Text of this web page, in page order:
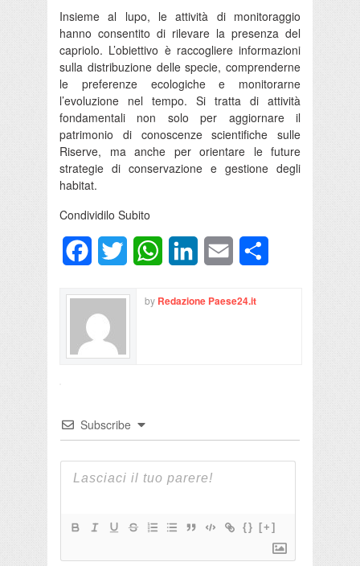
Insieme al lupo, le attività di monitoraggio
hanno consentito di rilevare la presenza del
capriolo. L’obiettivo è raccogliere informazioni
sulla distribuzione delle specie, comprenderne
le preferenze ecologiche e monitorarne
l’evoluzione nel tempo. Si tratta di attività
fondamentali non solo per aggiornare il
patrimonio di conoscenze scientifiche sulle
Riserve, ma anche per orientare le future
strategie di conservazione e gestione degli
habitat.
Condividilo Subito
FacebookTwitter WhatsAppLinkedInEmail
by Redazione Paese24.it
Subscribe
{} [+]